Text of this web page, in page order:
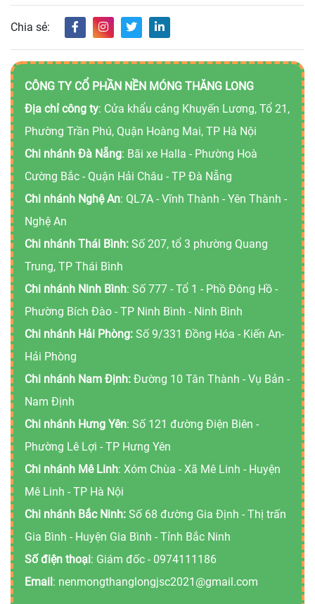
Chia sẻ:
CÔNG TY CỔ PHẦN NỀN MÓNG THĂNG LONG
Địa chỉ công ty: Cửa khẩu cảng Khuyến Lương, Tổ 21,
Phường Trần Phú, Quận Hoàng Mai, TP Hà Nội
Chi nhánh Đà Nẵng: Bãi xe Halla - Phường Hoà
Cường Bắc - Quận Hải Châu - TP Đà Nẵng
Chi nhánh Nghệ An: QL7A - Vĩnh Thành - Yên Thành -
Nghệ An
Chi nhánh Thái Bình: Số 207, tổ 3 phường Quang
Trung, TP Thái Bình
Chi nhánh Ninh Bình: Số 777 - Tổ 1 - Phồ Đông Hồ -
Phường Bích Đào - TP Ninh Bình - Ninh Bình
Chi nhánh Hải Phòng: Số 9/331 Đồng Hóa - Kiến An-
Hải Phòng
Chi nhánh Nam Định: Đường 10 Tân Thành - Vụ Bản -
Nam Định
Chi nhánh Hưng Yên: Số 121 đường Điện Biên -
Phường Lê Lợi - TP Hưng Yên
Chi nhánh Mê Linh: Xóm Chùa - Xã Mê Linh - Huyện
Mê Linh - TP Hà Nội
Chi nhánh Bắc Ninh: Số 68 đường Gia Định - Thị trấn
Gia Bình - Huyện Gia Bình - Tỉnh Bắc Ninh
Số điện thoại: Giám đốc - 0974111186
Email: nenmongthanglongjsc2021@gmail.com